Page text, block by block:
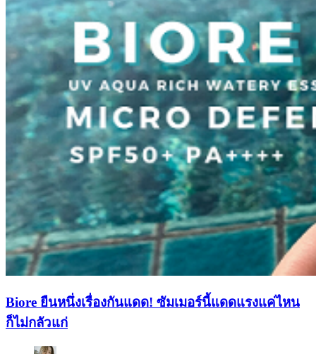
Biore ยืนหนึ่งเรื่องกันแดด! ซัมเมอร์นี้แดดแรงแค่ไหน
ก็ไม่กลัวแก่